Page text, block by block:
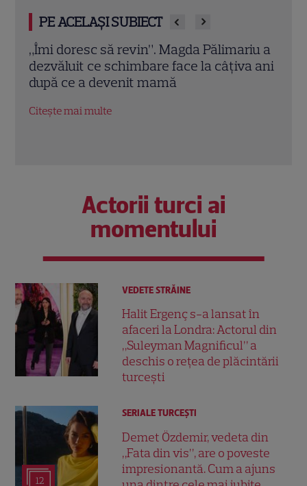
PE ACELAȘI SUBIECT
Unde au plecat în vacanță vedetele din
România. Adela Popescu, Alina Eremia,
Cătălin Măruță și alții au dat startul verii
Citește mai multe
Actorii turci ai
momentului
VEDETE STRĂINE
Halit Ergenç s-a lansat în
afaceri la Londra: Actorul din
„Suleyman Magnificul” a
deschis o rețea de plăcintării
turcești
12
SERIALE TURCEŞTI
Demet Özdemir, vedeta din
„Fata din vis”, are o poveste
impresionantă. Cum a ajuns